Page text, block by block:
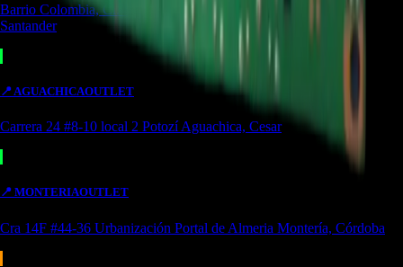
Barrio Colombia, Cl. 49 #15-66 Local 107 Barrancabermeja,
Santander
📍AGUACHICAOUTLET
Carrera 24 #8-10 local 2 Potozí Aguachica, Cesar
📍 MONTERIAOUTLET
Cra 14F #44-36 Urbanización Portal de Almeria Montería, Córdoba